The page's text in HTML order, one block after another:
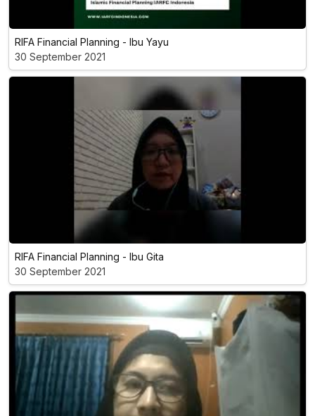
RIFA Financial Planning - Ibu Yayu
30 September 2021
RIFA Financial Planning - Ibu Gita
30 September 2021